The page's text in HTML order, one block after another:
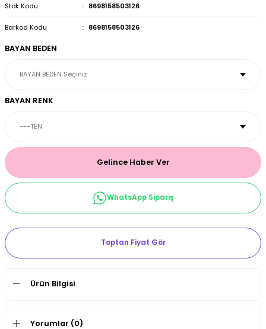
Stok Kodu 8698158503126
Barkod Kodu 8698158503126
BAYAN BEDEN
BAYAN RENK
Gelince Haber Ver
WhatsApp Sipariş
Toptan Fiyat Gör
Ürün Bilgisi
Yorumlar (0)